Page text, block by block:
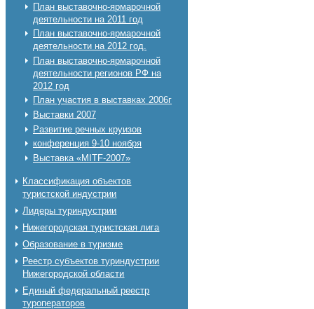
План выставочно-ярмарочной
деятельности на 2011 год
План выставочно-ярмарочной
деятельности на 2012 год.
План выставочно-ярмарочной
деятельности регионов РФ на
2012 год
План участия в выставках 2006г
Выставки 2007
Развитие речных круизов
конференция 9-10 ноября
Выставка «MITF-2007»
Классификация объектов
туристской индустрии
Лидеры туриндустрии
Нижегородская туристская лига
Образование в туризме
Реестр субъектов туриндустрии
Нижегородской области
Единый федеральный реестр
туроператоров